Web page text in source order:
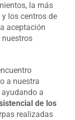
la más
los centros de
aceptación
nuestros
a nuestra
a
de los
realizadas